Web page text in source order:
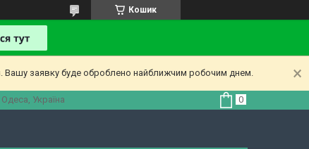
Кошик
Вашу заявку буде оброблено найближчим робочим днем.
Україна